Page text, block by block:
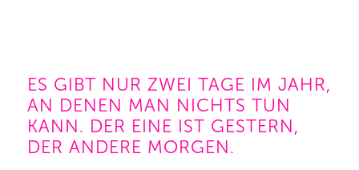
ES GIBT NUR ZWEI TAGE IM JAHR,
AN DENEN MAN NICHTS TUN
KANN. DER EINE IST GESTERN,
DER ANDERE MORGEN.